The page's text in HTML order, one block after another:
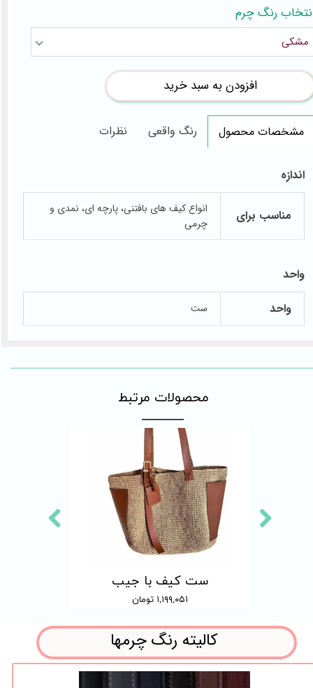
رنگ چرم
مشکی
افزودن به سبد خرید
مشخصات محصول رنگ واقعی نظرات
اندازه
مناسب برای
انواع کیف های بافتنی، پارچه ای، نمدی و
چرمی
واحد
واحد
ست
ست کیف با جیب
۱,۱۹۹,۰۵۱ تومان
​محصولات مرتبط
کالیته رنگ چرمها